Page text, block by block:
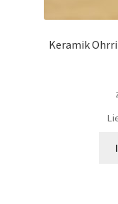
Keramik